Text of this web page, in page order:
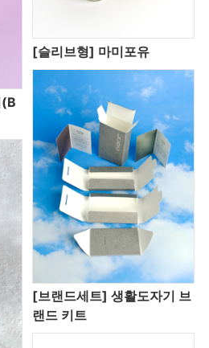
[슬리브형] 마미포유
[브랜드세트] 생활도자기 브
랜드 키트